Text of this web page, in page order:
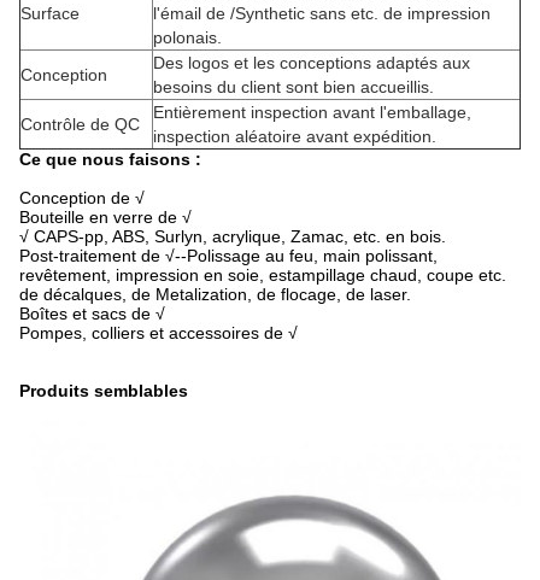
Surface
l'émail de /Synthetic sans etc. de impression
polonais.
Conception
Des logos et les conceptions adaptés aux
besoins du client sont bien accueillis.
Contrôle de QC
Entièrement inspection avant l'emballage,
inspection aléatoire avant expédition.
Ce que nous faisons :
Conception de √
Bouteille en verre de √
√ CAPS-pp, ABS, Surlyn, acrylique, Zamac, etc. en bois.
Post-traitement de √--Polissage au feu, main polissant,
revêtement, impression en soie, estampillage chaud, coupe etc.
de décalques, de Metalization, de flocage, de laser.
Boîtes et sacs de √
Pompes, colliers et accessoires de √
Produits semblables